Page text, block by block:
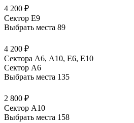
4 200 ₽
Сектор E9
Выбрать места 89
4 200 ₽
Сектора А6, А10, Е6, Е10
Сектор A6
Выбрать места 135
2 800 ₽
Сектор A10
Выбрать места 158